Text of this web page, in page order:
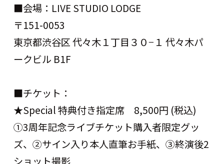
■会場： LIVE STUDIO LODGE
〒151-0053
東京都渋谷区代々木１丁目３０− １ 代々木パ
ークビル B1F
■チケット：
★Special特典付き指定席 8,500円 (税込)
①3周年記念ライブチケット購入者限定グッ
ズ、②サイン入り本人直筆お手紙、③終演後2
ショット撮影